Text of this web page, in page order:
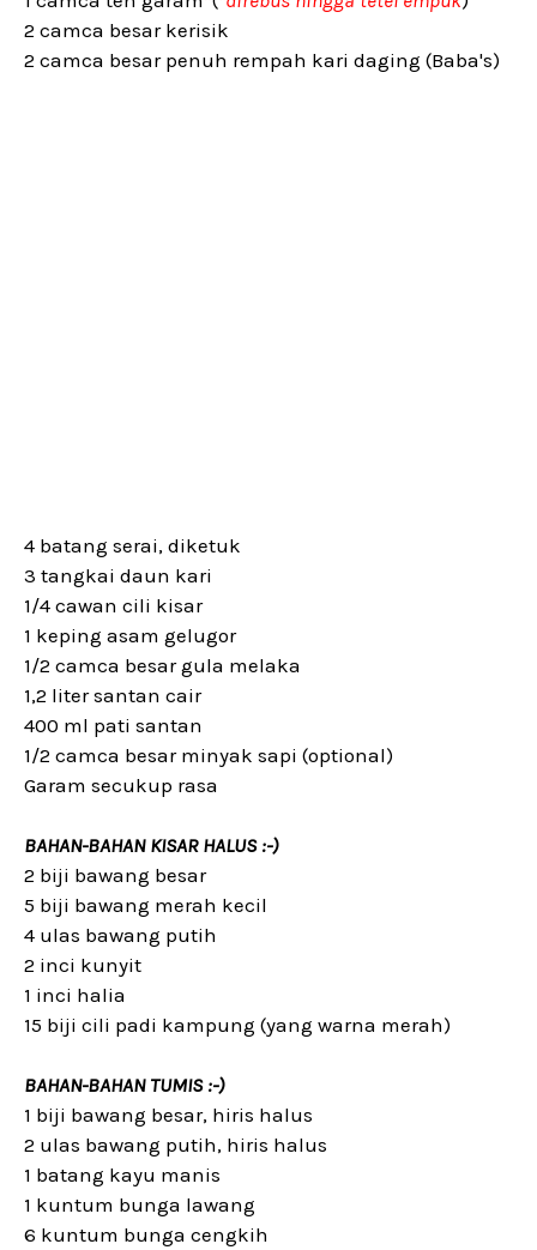
2 camca besar kerisik
2 camca besar penuh rempah kari daging (Baba's)
4 batang serai, diketuk
3 tangkai daun kari
1/4 cawan cili kisar
1 keping asam gelugor
1/2 camca besar gula melaka
1,2 liter santan cair
400 ml pati santan
1/2 camca besar minyak sapi (optional)
Garam secukup rasa
BAHAN-BAHAN KISAR HALUS :-)
2 biji bawang besar
5 biji bawang merah kecil
4 ulas bawang putih
2 inci kunyit
1 inci halia
15 biji cili padi kampung (yang warna merah)
BAHAN-BAHAN TUMIS :-)
1 biji bawang besar, hiris halus
2 ulas bawang putih, hiris halus
1 batang kayu manis
1 kuntum bunga lawang
6 kuntum bunga cengkih